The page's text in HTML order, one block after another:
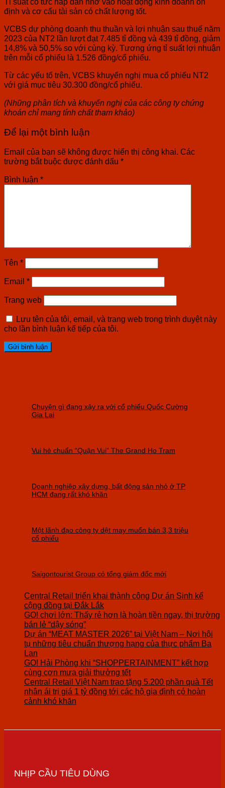
định và cơ cấu tài sản có chất lượng tốt.
VCBS dự phòng doanh thu thuần và lợi nhuận sau thuế năm
2023 của NT2 lần lượt đạt 7.485 tỉ đồng và 439 tỉ đồng, giảm
14,8% và 50,5% so với cùng kỳ. Tương ứng tỉ suất lợi nhuận
trên mỗi cổ phiếu là 1.526 đồng/cổ phiếu.
Từ các yếu tố trên, VCBS khuyến nghị mua cổ phiếu NT2
với giá mục tiêu 30.300 đồng/cổ phiếu.
(Những phân tích và khuyến nghị của các công ty chứng
khoán chỉ mang tính chất tham khảo)
Để lại một bình luận
Email của bạn sẽ không được hiển thị công khai. Các
trường bắt buộc được đánh dấu *
Bình luận *
Tên *
Email *
Trang web
Lưu tên của tôi, email, và trang web trong trình duyệt này
cho lần bình luận kế tiếp của tôi.
Chuyện gì đang xảy ra với cổ phiếu Quốc Cường
Gia Lai
Vui hè chuẩn “Quận Vui” The Grand Ho Tram
Doanh nghiệp xây dựng, bất động sản nhỏ ở TP
HCM đang rất khó khăn
Một lãnh đạo công ty dệt may muốn bán 3,3 triệu
cổ phiếu
Saigontourist Group có tổng giám đốc mới
Central Retail triển khai thành công Dự án Sinh kế
cộng đồng tại Đắk Lắk
GO! chơi lớn: Thấy rẻ hơn là hoàn tiền ngay, thị trường
bán lẻ “dậy sóng”
Dự án “MEAT MASTER 2026” tại Việt Nam – Nơi hội
tụ những tiêu chuẩn thượng hạng của thực phẩm Ba
Lan
GO! Hải Phòng khi “SHOPPERTAINMENT” kết hợp
cùng cơn mưa giải thưởng tết
Central Retail Việt Nam trao tặng 5.200 phần quà Tết
nhân ái trị giá 1 tỷ đồng tới các hộ gia đình có hoàn
cảnh khó khăn
NHỊP CẦU TIÊU DÙNG